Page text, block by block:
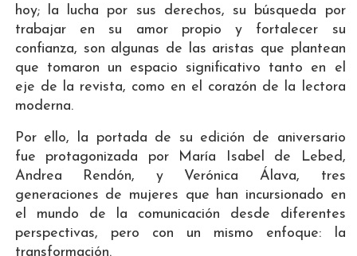
hoy; la lucha por sus derechos, su búsqueda por
trabajar en su amor propio y fortalecer su
confianza, son algunas de las aristas que plantean
que tomaron un espacio significativo tanto en el
eje de la revista, como en el corazón de la lectora
moderna.
Por ello, la portada de su edición de aniversario
fue protagonizada por María Isabel de Lebed,
Andrea Rendón, y Verónica Álava, tres
generaciones de mujeres que han incursionado en
el mundo de la comunicación desde diferentes
perspectivas, pero con un mismo enfoque: la
transformación.